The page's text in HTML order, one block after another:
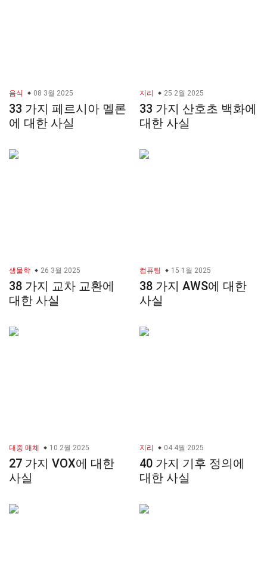
음식 08 3월 2025
33 가지 페르시아 멜론
에 대한 사실
지리 25 2월 2025
33 가지 산호초 백화에
대한 사실
생물학 26 3월 2025
38 가지 교차 교환에
대한 사실
컴퓨팅 15 1월 2025
38 가지 AWS에 대한
사실
대중 매체 10 2월 2025
27 가지 VOX에 대한
사실
지리 04 4월 2025
40 가지 기후 정의에
대한 사실